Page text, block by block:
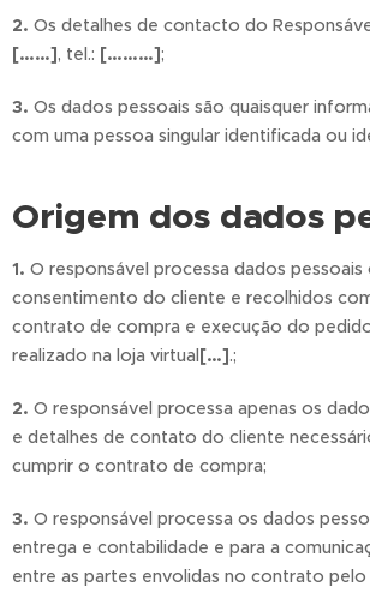
2. Os detalhes de contacto do
[……], tel.: [………];
3. Os dados pessoais são quaisquer
com uma pessoa singular identificada ou
Origem dos dados
1. O responsável processa dados
consentimento do cliente e recolhidos
contrato de compra e execução do
realizado na loja virtual[…].;
2. O responsável processa apenas os
e detalhes de contato do cliente
cumprir o contrato de compra;
3. O responsável processa os dados
entrega e contabilidade e para a
entre as partes envolidas no contrato